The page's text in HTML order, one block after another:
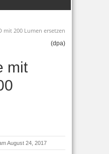
mit 200 Lumen ersetzen
mit
(dpa)
August 24, 2017